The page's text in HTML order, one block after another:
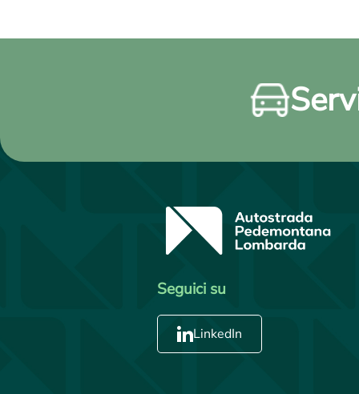
Seguici su
LinkedIn